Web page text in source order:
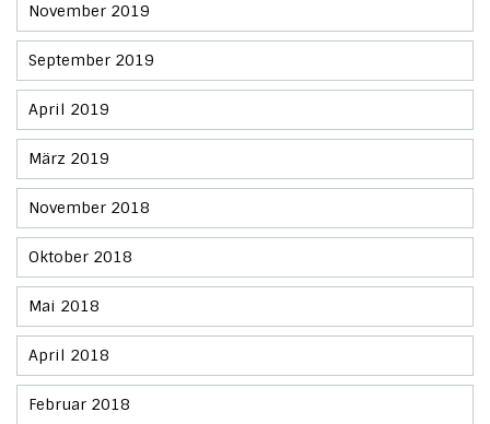
November 2019
September 2019
April 2019
März 2019
November 2018
Oktober 2018
Mai 2018
April 2018
Februar 2018